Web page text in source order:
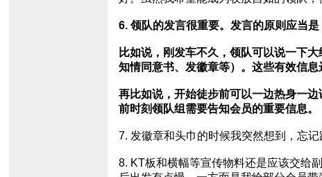
6. 领队的发言很重要。发言的原则应当是
比如说，刚发车不久，领队可以说一下
知情同意书、发徽章等）。这些有效信息
再比如说，开始徒步前可以一边热身一
前时刻领队组需要告知会员的重要信息。
7. 发徽章和头巾的时候我突然想到，忘
8. KT板和横幅等宣传物料还是应该交给